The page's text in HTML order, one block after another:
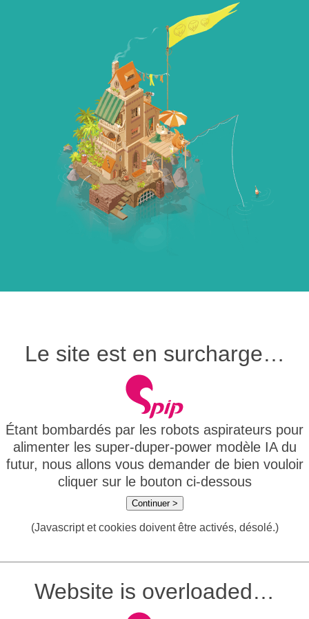
Le site est en surcharge…
Étant bombardés par les robots aspirateurs pour
alimenter les super-duper-power modèle IA du
futur, nous allons vous demander de bien vouloir
cliquer sur le bouton ci-dessous
Continuer >
(Javascript et cookies doivent être activés, désolé.)
Website is overloaded…